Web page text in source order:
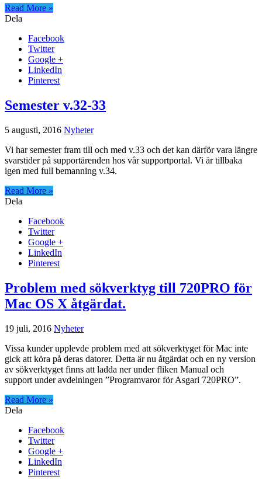
Read More »
Dela
Facebook
Twitter
Google +
LinkedIn
Pinterest
Semester v.32-33
5 augusti, 2016 Nyheter
Vi har semester fram till och med v.33 och det kan därför vara längre
svarstider på supportärenden hos vår supportportal. Vi är tillbaka
igen med full bemanning v.34.
Read More »
Dela
Facebook
Twitter
Google +
LinkedIn
Pinterest
Problem med sökverktyg till 720PRO för
Mac OS X åtgärdat.
19 juli, 2016 Nyheter
Vissa kunder upplevde problem med att sökverktyget för Mac inte
gick att köra på deras datorer. Detta är nu åtgärdat och en ny version
av sökverktyget finns att ladda ner under fliken Manual och
support under avdelningen ”Programvaror för Asgari 720PRO”.
Read More »
Dela
Facebook
Twitter
Google +
LinkedIn
Pinterest